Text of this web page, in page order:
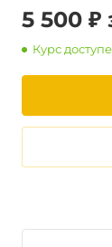
5 500 ₽
Курс